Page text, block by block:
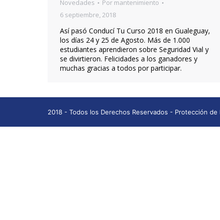
Novedades Por mantenimiento
6 septiembre, 2018
Así pasó Conducí Tu Curso 2018 en Gualeguay,
los días 24 y 25 de Agosto. Más de 1.000
estudiantes aprendieron sobre Seguridad Vial y
se divirtieron. Felicidades a los ganadores y
muchas gracias a todos por participar.
2018 - Todos los Derechos Reservados - Protección de